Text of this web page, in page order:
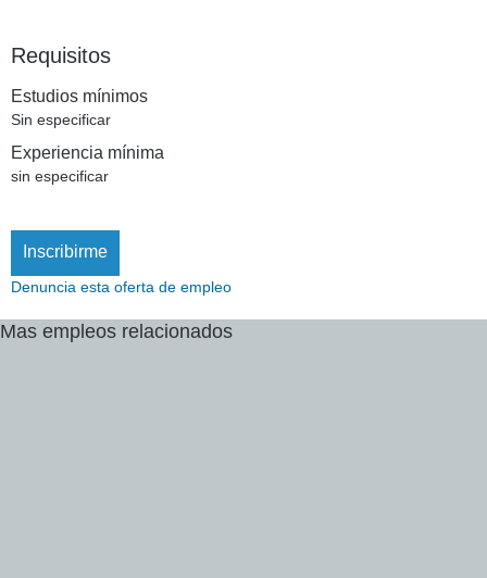
Requisitos
Estudios mínimos
Sin especificar
Experiencia mínima
sin especificar
Inscribirme
Denuncia esta oferta de empleo
Mas empleos relacionados